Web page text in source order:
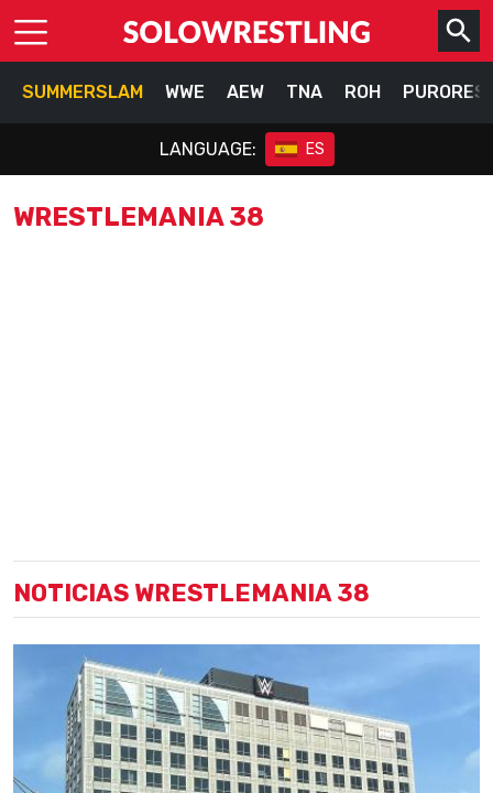
SUMMERSLAM WWE AEW TNA ROH
LANGUAGE: ES
WRESTLEMANIA 38
NOTICIAS WRESTLEMANIA 38